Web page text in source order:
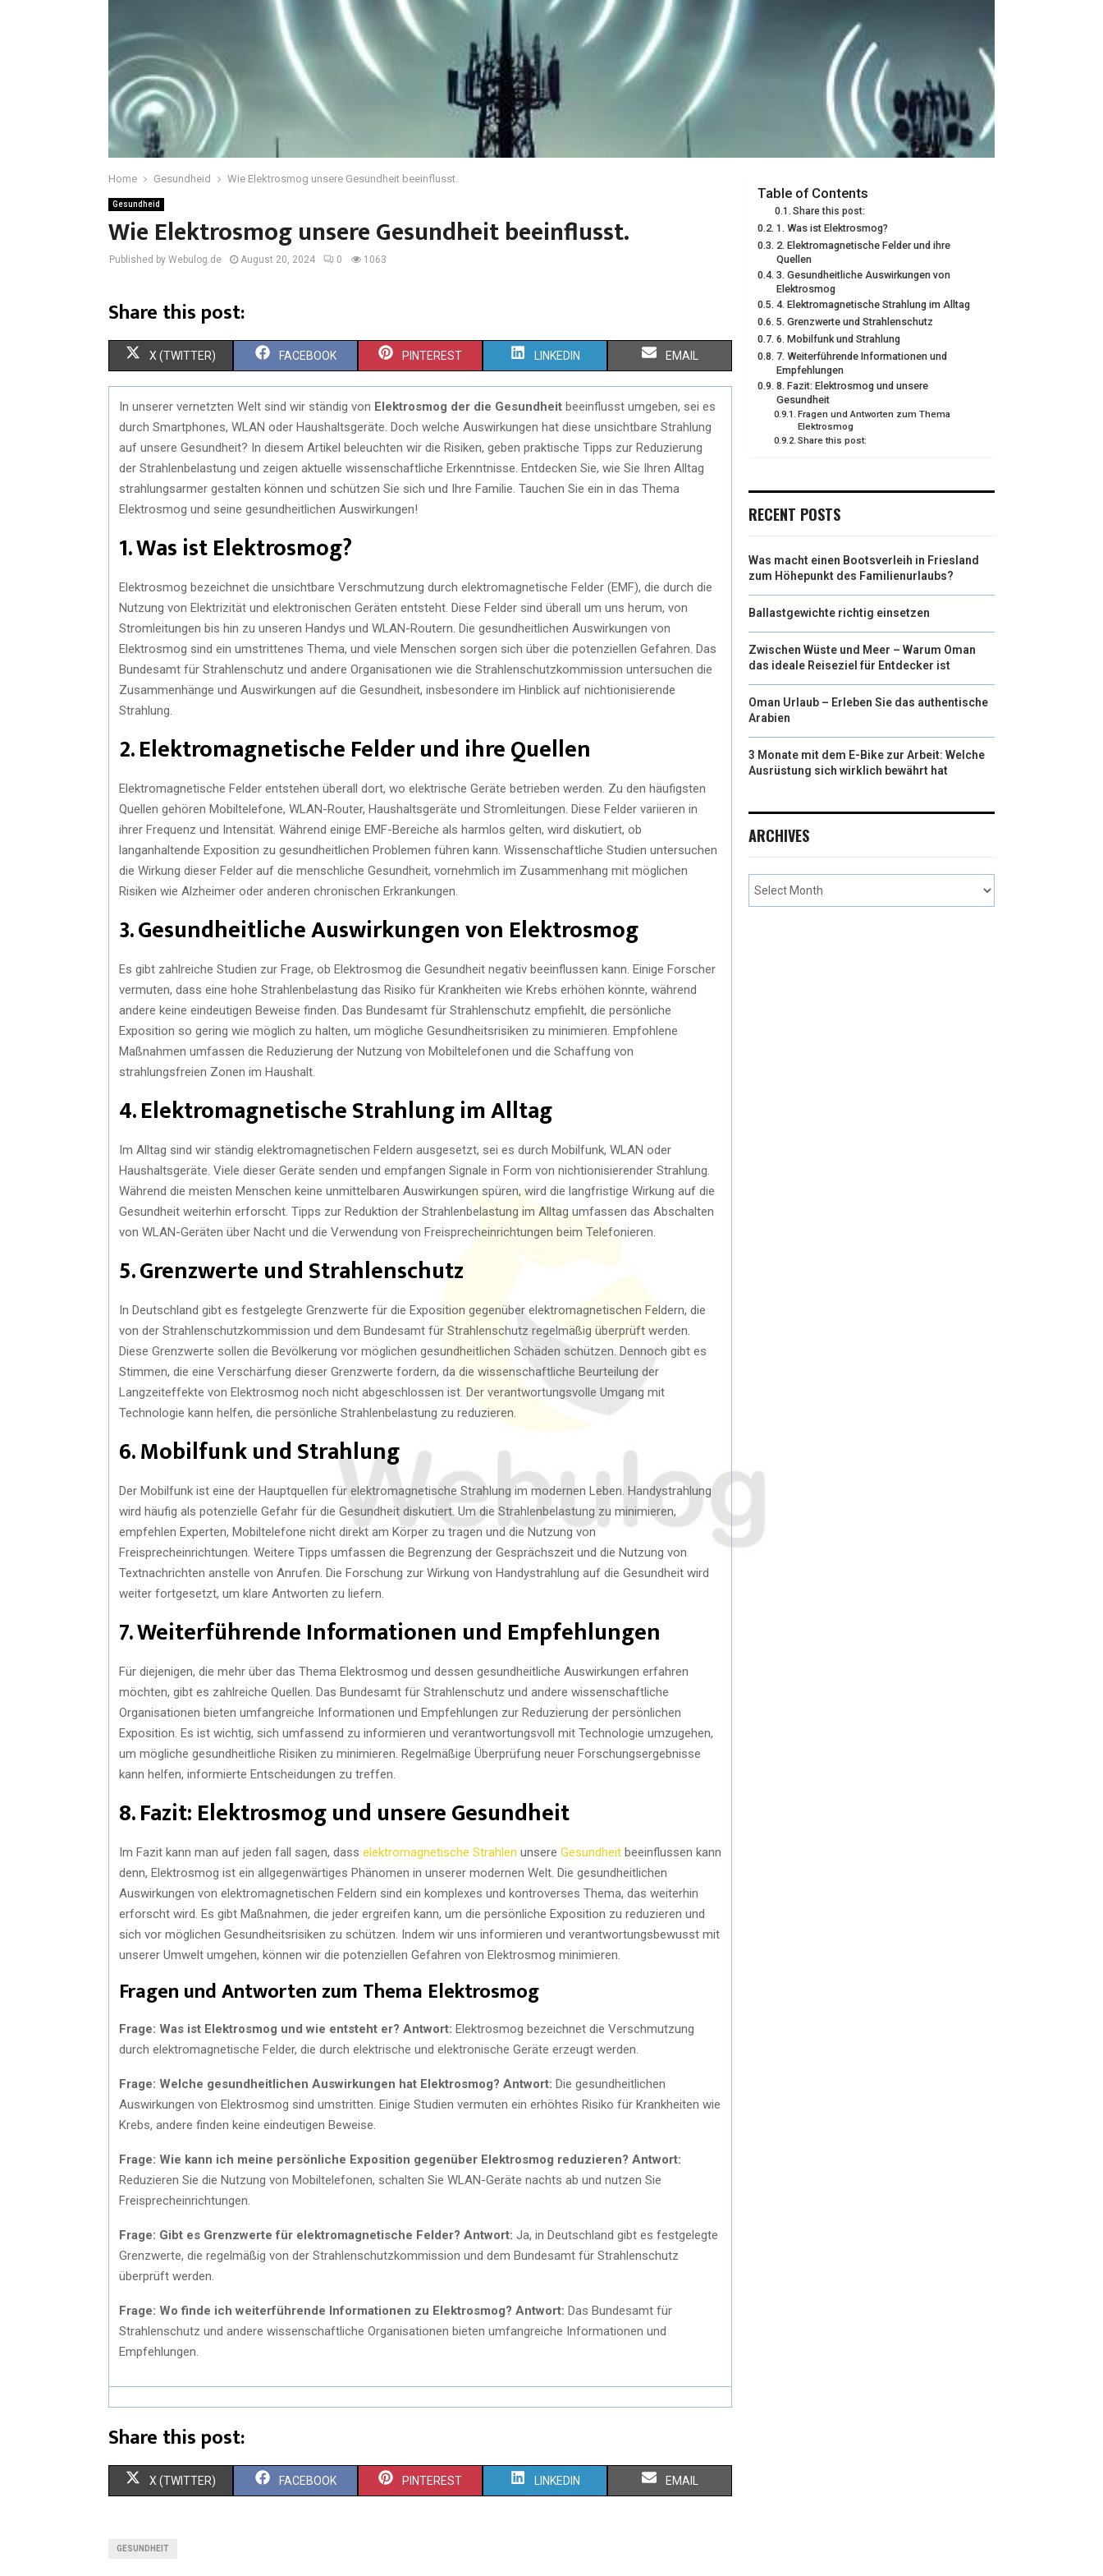
Home Gesundheid Wie Elektrosmog unsere Gesundheit beeinflusst.
Gesundheid
Wie Elektrosmog unsere Gesundheit beeinflusst.
Published by Webulog.de August 20, 2024 0 1063
Share this post:
X (TWITTER) FACEBOOK PINTEREST LINKEDIN EMAIL
In unserer vernetzten Welt sind wir ständig von Elektrosmog der die Gesundheit beeinflusst umgeben, sei es
durch Smartphones, WLAN oder Haushaltsgeräte. Doch welche Auswirkungen hat diese unsichtbare Strahlung
auf unsere Gesundheit? In diesem Artikel beleuchten wir die Risiken, geben praktische Tipps zur Reduzierung
der Strahlenbelastung und zeigen aktuelle wissenschaftliche Erkenntnisse. Entdecken Sie, wie Sie Ihren Alltag
strahlungsarmer gestalten können und schützen Sie sich und Ihre Familie. Tauchen Sie ein in das Thema
Elektrosmog und seine gesundheitlichen Auswirkungen!
1. Was ist Elektrosmog?
Elektrosmog bezeichnet die unsichtbare Verschmutzung durch elektromagnetische Felder (EMF), die durch die
Nutzung von Elektrizität und elektronischen Geräten entsteht. Diese Felder sind überall um uns herum, von
Stromleitungen bis hin zu unseren Handys und WLAN-Routern. Die gesundheitlichen Auswirkungen von
Elektrosmog sind ein umstrittenes Thema, und viele Menschen sorgen sich über die potenziellen Gefahren. Das
Bundesamt für Strahlenschutz und andere Organisationen wie die Strahlenschutzkommission untersuchen die
Zusammenhänge und Auswirkungen auf die Gesundheit, insbesondere im Hinblick auf nichtionisierende
Strahlung.
2. Elektromagnetische Felder und ihre Quellen
Elektromagnetische Felder entstehen überall dort, wo elektrische Geräte betrieben werden. Zu den häufigsten
Quellen gehören Mobiltelefone, WLAN-Router, Haushaltsgeräte und Stromleitungen. Diese Felder variieren in
ihrer Frequenz und Intensität. Während einige EMF-Bereiche als harmlos gelten, wird diskutiert, ob
langanhaltende Exposition zu gesundheitlichen Problemen führen kann. Wissenschaftliche Studien untersuchen
die Wirkung dieser Felder auf die menschliche Gesundheit, vornehmlich im Zusammenhang mit möglichen
Risiken wie Alzheimer oder anderen chronischen Erkrankungen.
3. Gesundheitliche Auswirkungen von Elektrosmog
Es gibt zahlreiche Studien zur Frage, ob Elektrosmog die Gesundheit negativ beeinflussen kann. Einige Forscher
vermuten, dass eine hohe Strahlenbelastung das Risiko für Krankheiten wie Krebs erhöhen könnte, während
andere keine eindeutigen Beweise finden. Das Bundesamt für Strahlenschutz empfiehlt, die persönliche
Exposition so gering wie möglich zu halten, um mögliche Gesundheitsrisiken zu minimieren. Empfohlene
Maßnahmen umfassen die Reduzierung der Nutzung von Mobiltelefonen und die Schaffung von
strahlungsfreien Zonen im Haushalt.
4. Elektromagnetische Strahlung im Alltag
Im Alltag sind wir ständig elektromagnetischen Feldern ausgesetzt, sei es durch Mobilfunk, WLAN oder
Haushaltsgeräte. Viele dieser Geräte senden und empfangen Signale in Form von nichtionisierender Strahlung.
Während die meisten Menschen keine unmittelbaren Auswirkungen spüren, wird die langfristige Wirkung auf die
Gesundheit weiterhin erforscht. Tipps zur Reduktion der Strahlenbelastung im Alltag umfassen das Abschalten
von WLAN-Geräten über Nacht und die Verwendung von Freisprecheinrichtungen beim Telefonieren.
5. Grenzwerte und Strahlenschutz
In Deutschland gibt es festgelegte Grenzwerte für die Exposition gegenüber elektromagnetischen Feldern, die
von der Strahlenschutzkommission und dem Bundesamt für Strahlenschutz regelmäßig überprüft werden.
Diese Grenzwerte sollen die Bevölkerung vor möglichen gesundheitlichen Schäden schützen. Dennoch gibt es
Stimmen, die eine Verschärfung dieser Grenzwerte fordern, da die wissenschaftliche Beurteilung der
Langzeiteffekte von Elektrosmog noch nicht abgeschlossen ist. Der verantwortungsvolle Umgang mit
Technologie kann helfen, die persönliche Strahlenbelastung zu reduzieren.
6. Mobilfunk und Strahlung
Der Mobilfunk ist eine der Hauptquellen für elektromagnetische Strahlung im modernen Leben. Handystrahlung
wird häufig als potenzielle Gefahr für die Gesundheit diskutiert. Um die Strahlenbelastung zu minimieren,
empfehlen Experten, Mobiltelefone nicht direkt am Körper zu tragen und die Nutzung von
Freisprecheinrichtungen. Weitere Tipps umfassen die Begrenzung der Gesprächszeit und die Nutzung von
Textnachrichten anstelle von Anrufen. Die Forschung zur Wirkung von Handystrahlung auf die Gesundheit wird
weiter fortgesetzt, um klare Antworten zu liefern.
7. Weiterführende Informationen und Empfehlungen
Für diejenigen, die mehr über das Thema Elektrosmog und dessen gesundheitliche Auswirkungen erfahren
möchten, gibt es zahlreiche Quellen. Das Bundesamt für Strahlenschutz und andere wissenschaftliche
Organisationen bieten umfangreiche Informationen und Empfehlungen zur Reduzierung der persönlichen
Exposition. Es ist wichtig, sich umfassend zu informieren und verantwortungsvoll mit Technologie umzugehen,
um mögliche gesundheitliche Risiken zu minimieren. Regelmäßige Überprüfung neuer Forschungsergebnisse
kann helfen, informierte Entscheidungen zu treffen.
8. Fazit: Elektrosmog und unsere Gesundheit
Im Fazit kann man auf jeden fall sagen, dass elektromagnetische Strahlen unsere Gesundheit beeinflussen kann
denn, Elektrosmog ist ein allgegenwärtiges Phänomen in unserer modernen Welt. Die gesundheitlichen
Auswirkungen von elektromagnetischen Feldern sind ein komplexes und kontroverses Thema, das weiterhin
erforscht wird. Es gibt Maßnahmen, die jeder ergreifen kann, um die persönliche Exposition zu reduzieren und
sich vor möglichen Gesundheitsrisiken zu schützen. Indem wir uns informieren und verantwortungsbewusst mit
unserer Umwelt umgehen, können wir die potenziellen Gefahren von Elektrosmog minimieren.
Fragen und Antworten zum Thema Elektrosmog
Frage: Was ist Elektrosmog und wie entsteht er? Antwort: Elektrosmog bezeichnet die Verschmutzung
durch elektromagnetische Felder, die durch elektrische und elektronische Geräte erzeugt werden.
Frage: Welche gesundheitlichen Auswirkungen hat Elektrosmog? Antwort: Die gesundheitlichen
Auswirkungen von Elektrosmog sind umstritten. Einige Studien vermuten ein erhöhtes Risiko für Krankheiten wie
Krebs, andere finden keine eindeutigen Beweise.
Frage: Wie kann ich meine persönliche Exposition gegenüber Elektrosmog reduzieren? Antwort:
Reduzieren Sie die Nutzung von Mobiltelefonen, schalten Sie WLAN-Geräte nachts ab und nutzen Sie
Freisprecheinrichtungen.
Frage: Gibt es Grenzwerte für elektromagnetische Felder? Antwort: Ja, in Deutschland gibt es festgelegte
Grenzwerte, die regelmäßig von der Strahlenschutzkommission und dem Bundesamt für Strahlenschutz
überprüft werden.
Frage: Wo finde ich weiterführende Informationen zu Elektrosmog? Antwort: Das Bundesamt für
Strahlenschutz und andere wissenschaftliche Organisationen bieten umfangreiche Informationen und
Empfehlungen.
Share this post:
X (TWITTER) FACEBOOK PINTEREST LINKEDIN EMAIL
GESUNDHEIT
Table of Contents
Share this post:
1. Was ist Elektrosmog?
2. Elektromagnetische Felder und ihre
Quellen
3. Gesundheitliche Auswirkungen von
Elektrosmog
4. Elektromagnetische Strahlung im Alltag
5. Grenzwerte und Strahlenschutz
6. Mobilfunk und Strahlung
7. Weiterführende Informationen und
Empfehlungen
8. Fazit: Elektrosmog und unsere
Gesundheit
Fragen und Antworten zum Thema
Elektrosmog
Share this post:
RECENT POSTS
Was macht einen Bootsverleih in Friesland
zum Höhepunkt des Familienurlaubs?
Ballastgewichte richtig einsetzen
Zwischen Wüste und Meer – Warum Oman
das ideale Reiseziel für Entdecker ist
Oman Urlaub – Erleben Sie das authentische
Arabien
3 Monate mit dem E-Bike zur Arbeit: Welche
Ausrüstung sich wirklich bewährt hat
ARCHIVES